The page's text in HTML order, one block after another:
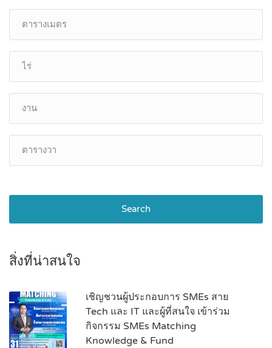
Search
สิ่งที่น่าสนใจ
เชิญชวนผู้ประกอบการ SMEs สาย
Tech และ IT และผู้ที่สนใจ เข้าร่วม
กิจกรรม SMEs Matching
Knowledge & Fund